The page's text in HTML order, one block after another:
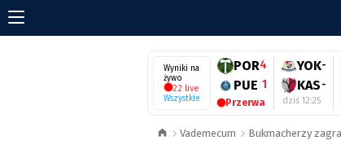
Wyniki na
żywo
22 live
Wszystkie
POR4
PUE 1
Przerwa
YOK-
KAS-
dziś 12:25
Vademecum Bukmacherzy